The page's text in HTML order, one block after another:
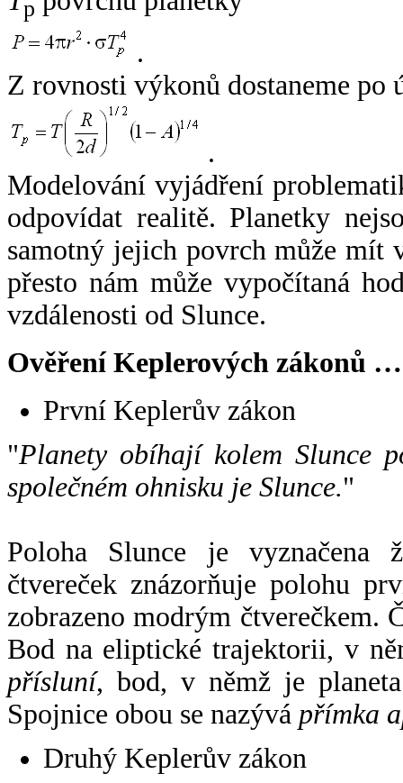
p
.
Z rovnosti výkonů dostaneme po
.
Modelování vyjádření
odpovídat realitě. Planetky
samotný jejich povrch může mít
přesto nám může vypočítaná
vzdálenosti od Slunce.
Ověření Keplerových zákonů …
První Keplerův zákon
"Planety obíhají kolem Slunce
společném ohnisku je Slunce."
Poloha Slunce je vyznačena
čtvereček znázorňuje polohu
zobrazeno modrým čtverečkem.
Bod na eliptické trajektorii, v
přísluní, bod, v němž je
Spojnice obou se nazývá přímka
Druhý Keplerův zákon